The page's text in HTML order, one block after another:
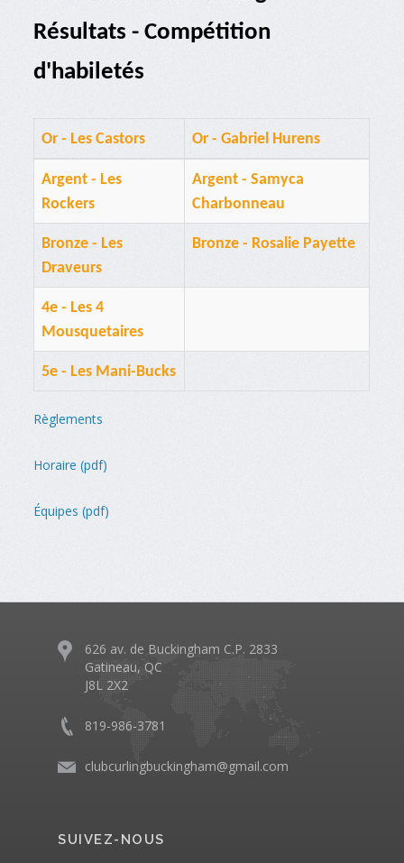
Résultats - Compétition
d'habiletés
Or - Les Castors Or - Gabriel Hurens
Argent - Les
Rockers
Argent - Samyca
Charbonneau
Bronze - Les
Draveurs
Bronze - Rosalie Payette
4e - Les 4
Mousquetaires
5e - Les Mani-Bucks
Règlements
Horaire (pdf)
Équipes (pdf)
626 av. de Buckingham C.P. 2833
Gatineau, QC
J8L 2X2
819-986-3781
clubcurlingbuckingham@gmail.com
SUIVEZ-NOUS